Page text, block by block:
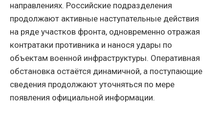
направлениях. Российские подразделения
продолжают активные наступательные действия
на ряде участков фронта, одновременно отражая
контратаки противника и нанося удары по
объектам военной инфраструктуры. Оперативная
обстановка остаётся динамичной, а поступающие
сведения продолжают уточняться по мере
появления официальной информации.